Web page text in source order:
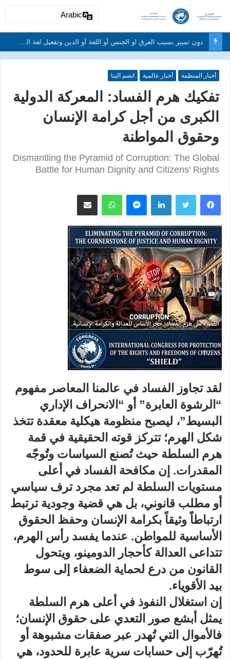
دون تمييز بسبب العرق او الجنس أو اللغة أو الدين وتفعيل لغة الحوار والتعايش السلمي ونبذ العنف والتطرف والتمييز العنصري
أخبار المنظمة أخبار عالمية انضم الينا
تفكيك هرم الفساد: المعركة الدولية
الكبرى من أجل كرامة الإنسان
وحقوق المواطنة
Dismantling the Pyramid of Corruption: The Global
Battle for Human Dignity and Citizens' Rights
لينكدإن ماسنجر واتساب مشاركة عبر البريد
​لقد تجاوز الفساد في عالمنا المعاصر مفهوم
“الرشوة العابرة” أو “الانحراف الإداري
البسيط”، ليصبح منظومة هيكلية معقدة تتخذ
شكل الهرم؛ تتركز قوته الحقيقية في قمة
هرم السلطة حيث تُصنع السياسات وتُوجّه
المقدرات. إن مكافحة الفساد في أعلى
مستويات السلطة لم تعد مجرد ترف سياسي
أو مطلب قانوني، بل هي قضية وجودية ترتبط
ارتباطاً وثيقاً بكرامة الإنسان وحفظ الحقوق
الأساسية للمواطن. عندما يفسد رأس الهرم،
تتداعى العدالة كأحجار الدومينو، ويتحول
القانون من درع لحماية الضعفاء إلى سوط
بيد الأقوياء.
​إن استغلال النفوذ في أعلى هرم السلطة
يمثل أبشع صور التعدي على حقوق الإنسان؛
فالأموال التي تُهدر عبر صفقات مشبوهة أو
تُهرّب إلى حسابات سرية عابرة للحدود، هي
Arabic